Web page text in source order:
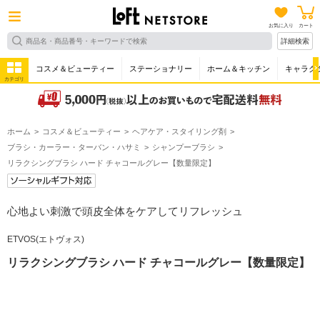
お気に入り カート
詳細検索
カテゴリ
コスメ＆ビューティー ステーショナリー ホーム＆キッチン キャラク
ホーム コスメ＆ビューティー
ヘアケア・スタイリング剤
ブラシ・カーラー・ターバン・ハサミ
シャンプーブラシ
リラクシングブラシ ハード チャコールグレー【数量限定】
心地よい刺激で頭皮全体をケアしてリフレッシュ
ETVOS(エトヴォス)
リラクシングブラシ ハード チャコールグレー【数量限定】